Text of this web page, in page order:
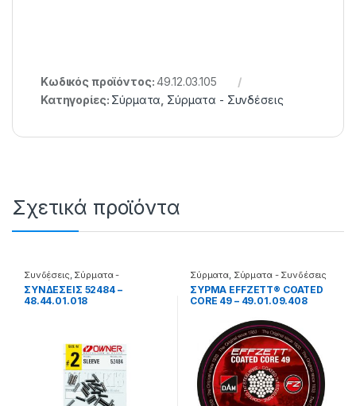
Κωδικός προϊόντος:49.12.03.105
Κατηγορίες: Σύρματα Σύρματα - Συνδέσεις
Σχετικά προϊόντα
Συνδέσεις, Σύρματα -
Συνδέσεις
ΣΥΝΔΕΣΕΙΣ 52484 –
48.44.01.018
Σύρματα, Σύρματα - Συνδέσεις
ΣΥΡΜΑ EFFZETT® COATED
CORE 49 – 49.01.09.408